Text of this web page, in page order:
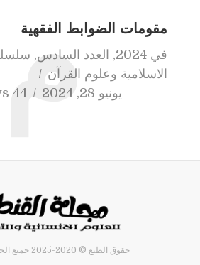
مقومات الضوابط الفقهية
في 2024
, العدد السادس,
الاسلامية وعلوم القرآن
يونيو 28, 2024
44 views
م
حقوق الطبع © 2020-2025 جميع الحقوق محفوظة